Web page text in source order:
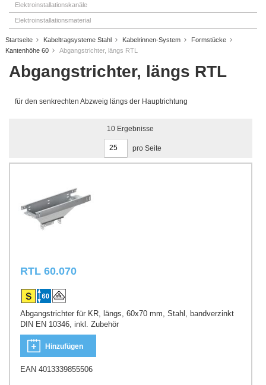
Elektroinstallationskanäle
Elektroinstallationsmaterial
Startseite Kabeltragsysteme Stahl Kabelrinnen-System
Formstücke
Kantenhöhe 60
Abgangstrichter, längs RTL
Abgangstrichter, längs RTL
für den senkrechten Abzweig längs der Hauptrichtung
10 Ergebnisse
pro Seite
RTL 60.070
Abgangstrichter für KR, längs, 60x70 mm, Stahl, bandverzinkt
DIN EN 10346, inkl. Zubehör
Hinzufügen
EAN 4013339855506